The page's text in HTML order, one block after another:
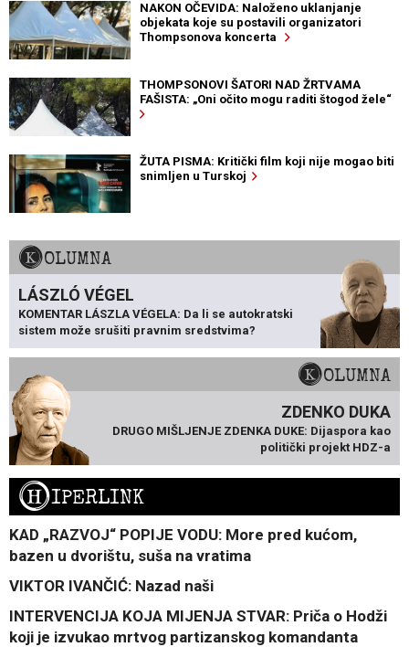
NAKON OČEVIDA: Naloženo uklanjanje
objekata koje su postavili organizatori
Thompsonova koncerta
THOMPSONOVI ŠATORI NAD ŽRTVAMA
FAŠISTA: „Oni očito mogu raditi štogod žele“
ŽUTA PISMA: Kritički film koji nije mogao biti
snimljen u Turskoj
KOLUMNA
LÁSZLÓ VÉGEL
KOMENTAR LÁSZLA VÉGELA: Da li se autokratski
sistem može srušiti pravnim sredstvima?
KOLUMNA
ZDENKO DUKA
DRUGO MIŠLJENJE ZDENKA DUKE: Dijaspora kao
politički projekt HDZ-a
HIPERLINK
KAD „RAZVOJ“ POPIJE VODU: More pred kućom,
bazen u dvorištu, suša na vratima
VIKTOR IVANČIĆ: Nazad naši
INTERVENCIJA KOJA MIJENJA STVAR: Priča o Hodži
koji je izvukao mrtvog partizanskog komandanta